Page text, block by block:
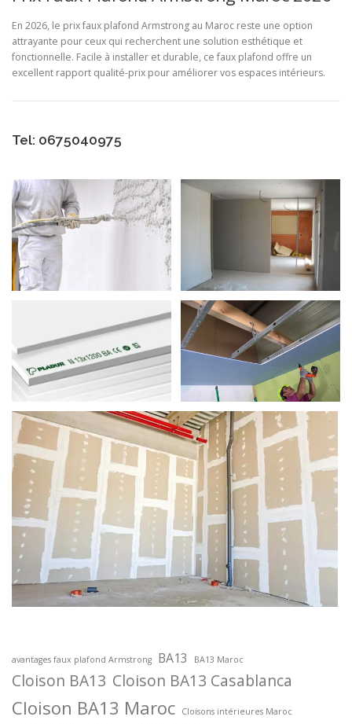
En 2026, le prix faux plafond Armstrong au Maroc reste une option
attrayante pour ceux qui recherchent une solution esthétique et
fonctionnelle. Facile à installer et durable, ce faux plafond offre un
excellent rapport qualité-prix pour améliorer vos espaces intérieurs.
Tel: 0675040975
avantages faux plafond Armstrong BA13 BA13 Maroc
Cloison BA13 Cloison BA13 Casablanca
Cloison BA13 Maroc
Cloisons intérieures Maroc